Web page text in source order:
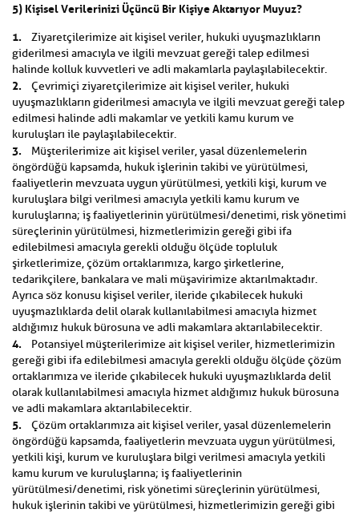
5) Kişisel Verilerinizi Üçüncü Bir Kişiye Aktarıyor Muyuz?
1. Ziyaretçilerimize ait kişisel veriler, hukuki uyuşmazlıkların
giderilmesi amacıyla ve ilgili mevzuat gereği talep edilmesi
halinde kolluk kuvvetleri ve adli makamlarla paylaşılabilecektir.
2. Çevrimiçi ziyaretçilerimize ait kişisel veriler, hukuki
uyuşmazlıkların giderilmesi amacıyla ve ilgili mevzuat gereği talep
edilmesi halinde adli makamlar ve yetkili kamu kurum ve
kuruluşları ile paylaşılabilecektir.
3. Müşterilerimize ait kişisel veriler, yasal düzenlemelerin
öngördüğü kapsamda, hukuk işlerinin takibi ve yürütülmesi,
faaliyetlerin mevzuata uygun yürütülmesi, yetkili kişi, kurum ve
kuruluşlara bilgi verilmesi amacıyla yetkili kamu kurum ve
kuruluşlarına; iş faaliyetlerinin yürütülmesi/denetimi, risk yönetimi
süreçlerinin yürütülmesi, hizmetlerimizin gereği gibi ifa
edilebilmesi amacıyla gerekli olduğu ölçüde topluluk
şirketlerimize, çözüm ortaklarımıza, kargo şirketlerine,
tedarikçilere, bankalara ve mali müşavirimize aktarılmaktadır.
Ayrıca söz konusu kişisel veriler, ileride çıkabilecek hukuki
uyuşmazlıklarda delil olarak kullanılabilmesi amacıyla hizmet
aldığımız hukuk bürosuna ve adli makamlara aktarılabilecektir.
4. Potansiyel müşterilerimize ait kişisel veriler, hizmetlerimizin
gereği gibi ifa edilebilmesi amacıyla gerekli olduğu ölçüde çözüm
ortaklarımıza ve ileride çıkabilecek hukuki uyuşmazlıklarda delil
olarak kullanılabilmesi amacıyla hizmet aldığımız hukuk bürosuna
ve adli makamlara aktarılabilecektir.
5. Çözüm ortaklarımıza ait kişisel veriler, yasal düzenlemelerin
öngördüğü kapsamda, faaliyetlerin mevzuata uygun yürütülmesi,
yetkili kişi, kurum ve kuruluşlara bilgi verilmesi amacıyla yetkili
kamu kurum ve kuruluşlarına; iş faaliyetlerinin
yürütülmesi/denetimi, risk yönetimi süreçlerinin yürütülmesi,
hukuk işlerinin takibi ve yürütülmesi, hizmetlerimizin gereği gibi